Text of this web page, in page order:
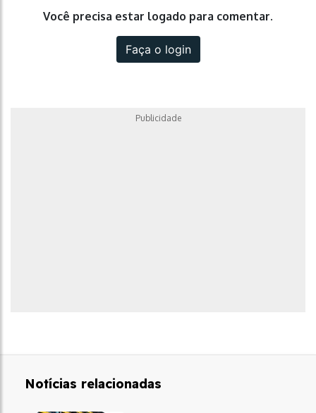
Você precisa estar logado para comentar.
Faça o login
Publicidade
Notícias relacionadas